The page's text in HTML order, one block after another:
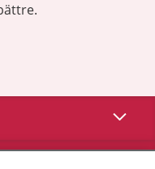
Visa
Visa